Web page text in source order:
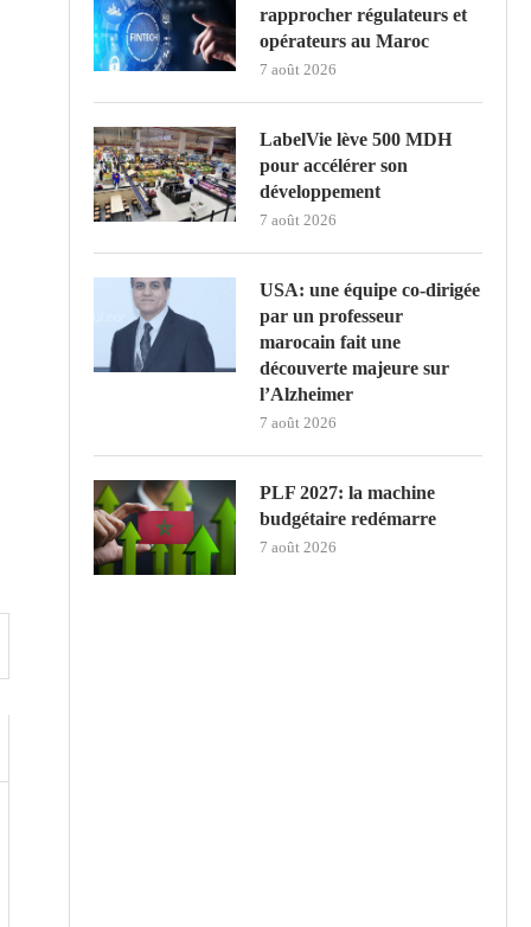
rapprocher régulateurs et
opérateurs au Maroc
7 août 2026
LabelVie lève 500 MDH
pour accélérer son
développement
7 août 2026
USA: une équipe co-dirigée
par un professeur
marocain fait une
découverte majeure sur
l’Alzheimer
7 août 2026
PLF 2027: la machine
budgétaire redémarre
7 août 2026